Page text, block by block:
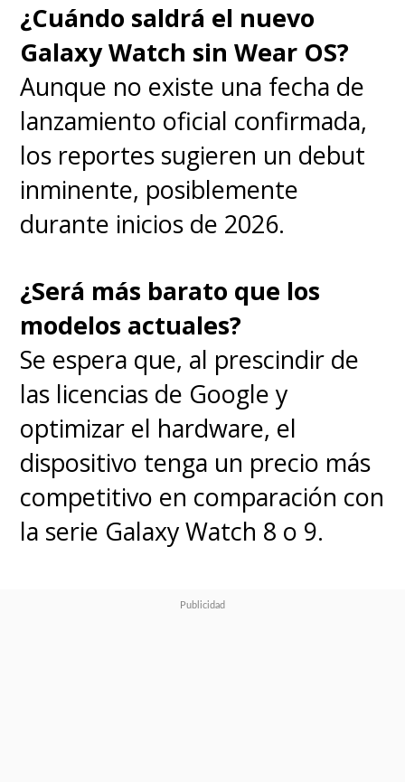
¿Cuándo saldrá el nuevo
Galaxy Watch sin Wear OS?
Aunque no existe una fecha de
lanzamiento oficial confirmada,
los reportes sugieren un debut
inminente, posiblemente
durante inicios de 2026.
¿Será más barato que los
modelos actuales?
Se espera que, al prescindir de
las licencias de Google y
optimizar el hardware, el
dispositivo tenga un precio más
competitivo en comparación con
la serie Galaxy Watch 8 o 9.